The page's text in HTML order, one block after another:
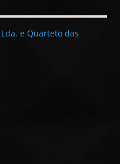
e Quarteto das